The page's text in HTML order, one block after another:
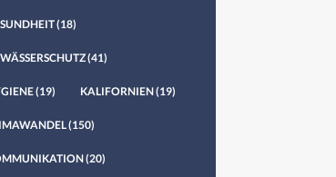
(18)
(41)
(19) KALIFORNIEN(19)
(150)
(20)